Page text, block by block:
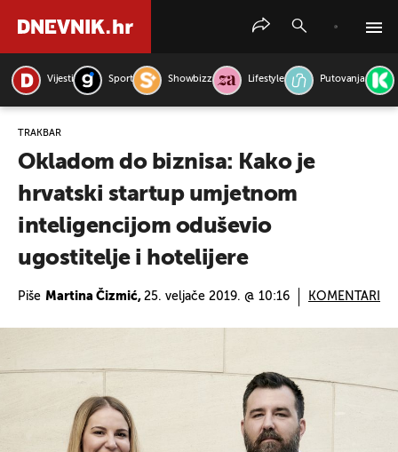
Vijesti Sport Showbizz Lifestyle Putovanja
TRAKBAR
Okladom do biznisa: Kako je
hrvatski startup umjetnom
inteligencijom oduševio
ugostitelje i hotelijere
Piše Martina Čizmić, 25. veljače 2019. @ 10:16 KOMENTARI
PRETRAŽITE VIJESTI